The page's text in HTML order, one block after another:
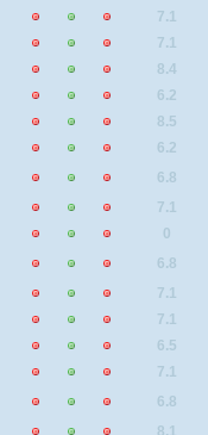
7.1
7.1
8.4
6.2
8.5
6.2
6.8
7.1
0
6.8
7.1
7.1
6.5
7.1
6.8
8.1